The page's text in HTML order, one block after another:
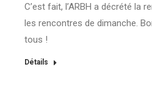
C’est fait, l’ARBH a décrété la
les rencontres de dimanche.
tous !
Détails